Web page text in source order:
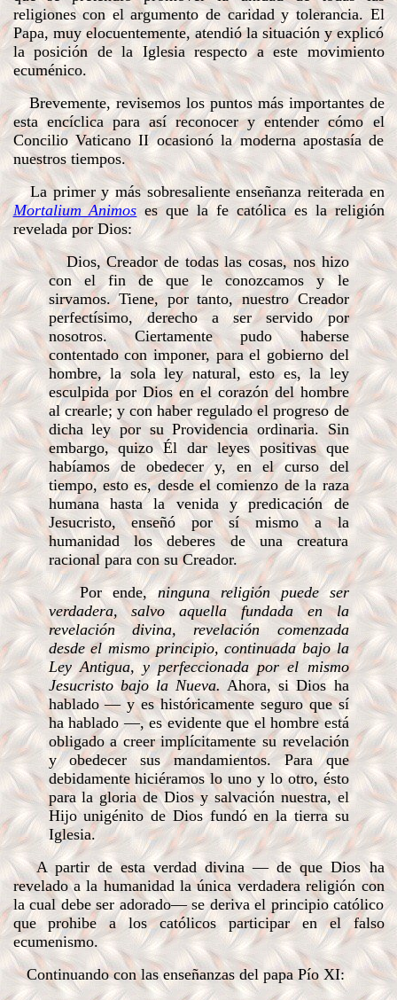
religiones con el argumento de caridad y tolerancia. El
Papa, muy elocuentemente, atendió la situación y explicó
la posición de la Iglesia respecto a este movimiento
ecuménico.
Brevemente, revisemos los puntos más importantes de
esta encíclica para así reconocer y entender cómo el
Concilio Vaticano II ocasionó la moderna apostasía de
nuestros tiempos.
La primer y más sobresaliente enseñanza reiterada en
Mortalium Animos es que la fe católica es la religión
revelada por Dios:
Dios, Creador de todas las cosas, nos hizo
con el fin de que le conozcamos y le
sirvamos. Tiene, por tanto, nuestro Creador
perfectísimo, derecho a ser servido por
nosotros. Ciertamente pudo haberse
contentado con imponer, para el gobierno del
hombre, la sola ley natural, esto es, la ley
esculpida por Dios en el corazón del hombre
al crearle; y con haber regulado el progreso de
dicha ley por su Providencia ordinaria. Sin
embargo, quizo Él dar leyes positivas que
habíamos de obedecer y, en el curso del
tiempo, esto es, desde el comienzo de la raza
humana hasta la venida y predicación de
Jesucristo, enseñó por sí mismo a la
humanidad los deberes de una creatura
racional para con su Creador.
Por ende, ninguna religión puede ser
verdadera, salvo aquella fundada en la
revelación divina, revelación comenzada
desde el mismo principio, continuada bajo la
Ley Antigua, y perfeccionada por el mismo
Jesucristo bajo la Nueva. Ahora, si Dios ha
hablado — y es históricamente seguro que sí
ha hablado —, es evidente que el hombre está
obligado a creer implícitamente su revelación
y obedecer sus mandamientos. Para que
debidamente hiciéramos lo uno y lo otro, ésto
para la gloria de Dios y salvación nuestra, el
Hijo unigénito de Dios fundó en la tierra su
Iglesia.
A partir de esta verdad divina — de que Dios ha
revelado a la humanidad la única verdadera religión con
la cual debe ser adorado— se deriva el principio católico
que prohibe a los católicos participar en el falso
ecumenismo.
Continuando con las enseñanzas del papa Pío XI: